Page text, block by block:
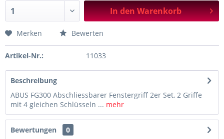
In denWarenkorb
Merken Bewerten
Artikel-Nr.: 11033
Beschreibung
ABUS FG300 Abschliessbarer Fenstergriff 2er Set, 2 Griffe
mit 4 gleichen Schlüsseln ... mehr
Bewertungen
0